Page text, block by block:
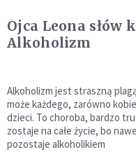
Ojca Leona słów
Alkoholizm
Alkoholizm jest straszną
może każdego, zarówno
dzieci. To choroba, bardzo
zostaje na całe życie, bo
pozostaje alkoholikiem